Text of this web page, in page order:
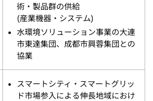
術・製品群の供給
(産業機器・システム)
水環境ソリューション事業の大連
市東達集団、成都市興蓉集団との
協業
スマートシティ・スマートグリッ
ド市場参入による伸長地域におけ